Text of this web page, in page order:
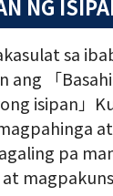
NG
sa
ang 「
isipan」
pa